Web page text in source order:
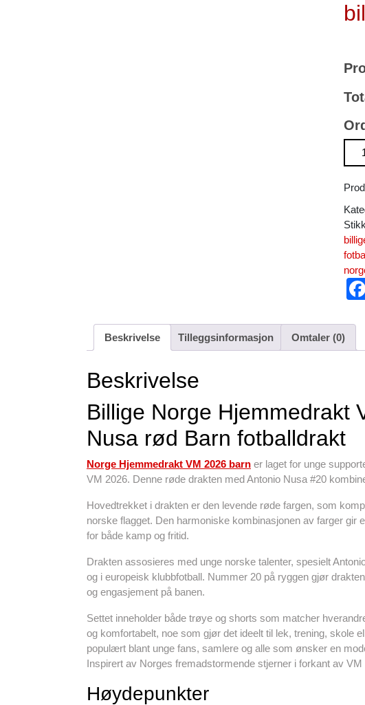
Beskrivelse Tilleggsinformasjon Omtaler (0)
Beskrivelse
Billige Norge Hjemmedrakt
Nusa rød Barn fotballdrakt
Norge Hjemmedrakt VM 2026 barn er laget for unge
VM 2026. Denne røde drakten med Antonio Nusa #20
Hovedtrekket i drakten er den levende røde fargen, som
norske flagget. Den harmoniske kombinasjonen av farger
for både kamp og fritid.
Drakten assosieres med unge norske talenter, spesielt
og i europeisk klubbfotball. Nummer 20 på ryggen gjør
og engasjement på banen.
Settet inneholder både trøye og shorts som matcher
og komfortabelt, noe som gjør det ideelt til lek, trening, skole
populært blant unge fans, samlere og alle som ønsker en
Inspirert av Norges fremadstormende stjerner i forkant av VM
Høydepunkter